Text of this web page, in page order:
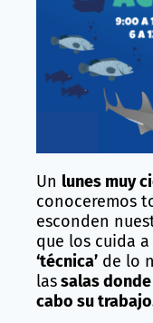
Un lunes muy
conoceremos
esconden
que los cuida
‘técnica’ de lo
lassalas
cabo su